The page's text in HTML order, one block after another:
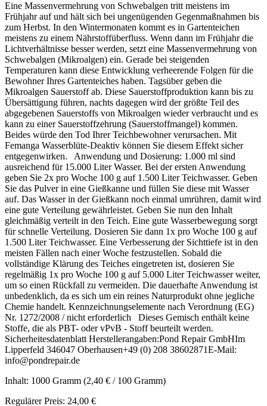
Eine Massenvermehrung von Schwebalgen tritt meistens im
Frühjahr auf und hält sich bei ungenügenden Gegenmaßnahmen bis
zum Herbst. In den Wintermonaten kommt es in Gartenteichen
meistens zu einem Nährstoffüberfluss. Wenn dann im Frühjahr die
Lichtverhältnisse besser werden, setzt eine Massenvermehrung von
Schwebalgen (Mikroalgen) ein. Gerade bei steigenden
Temperaturen kann diese Entwicklung verheerende Folgen für die
Bewohner Ihres Gartenteiches haben. Tagsüber geben die
Mikroalgen Sauerstoff ab. Diese Sauerstoffproduktion kann bis zu
Übersättigung führen, nachts dagegen wird der größte Teil des
abgegebenen Sauerstoffs von Mikroalgen wieder verbraucht und es
kann zu einer Sauerstoffzehrung (Sauerstoffmangel) kommen.
Beides würde den Tod Ihrer Teichbewohner verursachen. Mit
Femanga Wasserblüte-Deaktiv können Sie diesem Effekt sicher
entgegenwirken. Anwendung und Dosierung: 1.000 ml sind
ausreichend für 15.000 Liter Wasser. Bei der ersten Anwendung
geben Sie 2x pro Woche 100 g auf 1.500 Liter Teichwasser. Geben
Sie das Pulver in eine Gießkanne und füllen Sie diese mit Wasser
auf. Das Wasser in der Gießkann noch einmal umrühren, damit wird
eine gute Verteilung gewährleistet. Geben Sie nun den Inhalt
gleichmäßig verteilt in den Teich. Eine gute Wasserbewegung sorgt
für schnelle Verteilung. Dosieren Sie dann 1x pro Woche 100 g auf
1.500 Liter Teichwasser. Eine Verbesserung der Sichttiefe ist in den
meisten Fällen nach einer Woche festzustellen. Sobald die
vollständige Klärung des Teiches eingetreten ist, dosieren Sie
regelmäßig 1x pro Woche 100 g auf 5.000 Liter Teichwasser weiter,
um so einen Rückfall zu vermeiden. Die dauerhafte Anwendung ist
unbedenklich, da es sich um ein reines Naturprodukt ohne jegliche
Chemie handelt. Kennzeichnungselemente nach Verordnung (EG)
Nr. 1272/2008 / nicht erforderlich Dieses Gemisch enthält keine
Stoffe, die als PBT- oder vPvB - Stoff beurteilt werden.
Sicherheitesdatenblatt Herstellerangaben:Pond Repair GmbHIm
Lipperfeld 346047 Oberhausen+49 (0) 208 38602871E-Mail:
info@pondrepair.de
Inhalt: 1000 Gramm (2,40 € / 100 Gramm)
Regulärer Preis: 24,00 €